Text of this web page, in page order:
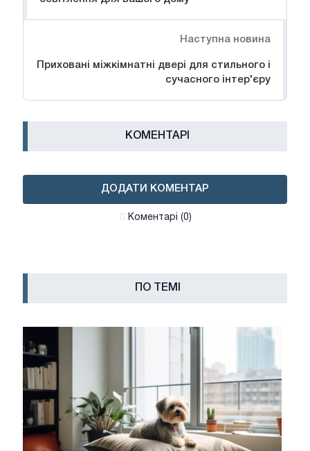
Наступна новина
Приховані міжкімнатні двері для стильного і
сучасного інтер'єру
КОМЕНТАРІ
ДОДАТИ КОМЕНТАР
Коментарі (0)
ПО ТЕМІ